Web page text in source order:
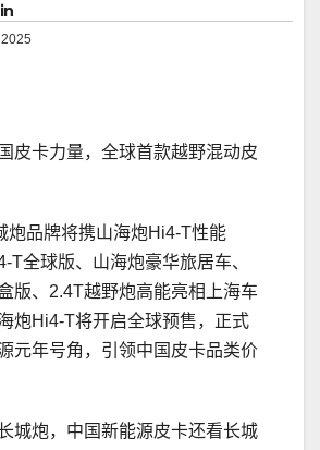
皮卡力量，全球首款越野混动皮
炮品牌将携山海炮Hi4-T性能
T全球版、山海炮豪华旅居车、
版、2.4T越野炮高能亮相上海车
炮Hi4-T将开启全球预售，正式
元年号角，引领中国皮卡品类价
城炮，中国新能源皮卡还看长城